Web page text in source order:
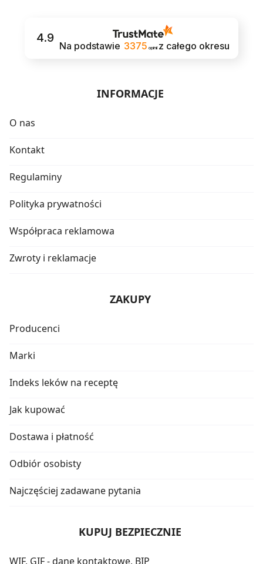
4.9
Na podstawie 3375 opinii z całego okresu
INFORMACJE
O nas
Kontakt
Regulaminy
Polityka prywatności
Współpraca reklamowa
Zwroty i reklamacje
ZAKUPY
Producenci
Marki
Indeks leków na receptę
Jak kupować
Dostawa i płatność
Odbiór osobisty
Najczęściej zadawane pytania
KUPUJ BEZPIECZNIE
WIF, GIF - dane kontaktowe, BIP